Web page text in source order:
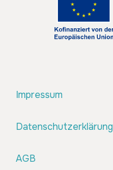
Impressum
Datenschutzerklärung
AGB